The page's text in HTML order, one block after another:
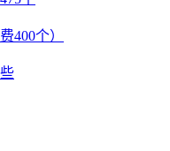
400个）